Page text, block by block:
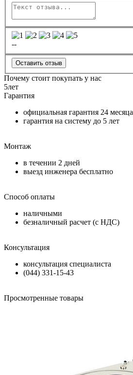
--
Оставить отзыв
Почему стоит покупать у нас
5лет
Гарантия
официальная гарантия 24 месяца
гарантия на систему до 5 лет
Монтаж
в течении 2 дней
выезд инженера бесплатно
Способ оплаты
наличными
безналичный расчет (с НДС)
Консультация
консультация специалиста
(044) 331-15-43
Просмотренные товары